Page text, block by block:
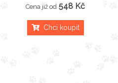
Cena již od 548 Kč
Chci koupit